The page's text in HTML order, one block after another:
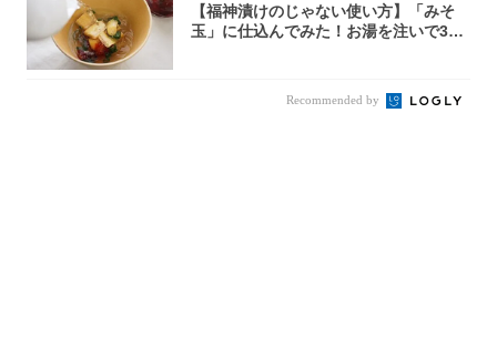
【福神漬けのじゃない使い方】「みそ
玉」に仕込んでみた！お湯を注いで30
Recommended by